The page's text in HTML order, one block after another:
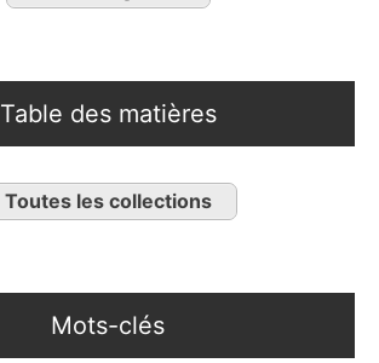
Table des matières
Toutes les collections
Mots-clés